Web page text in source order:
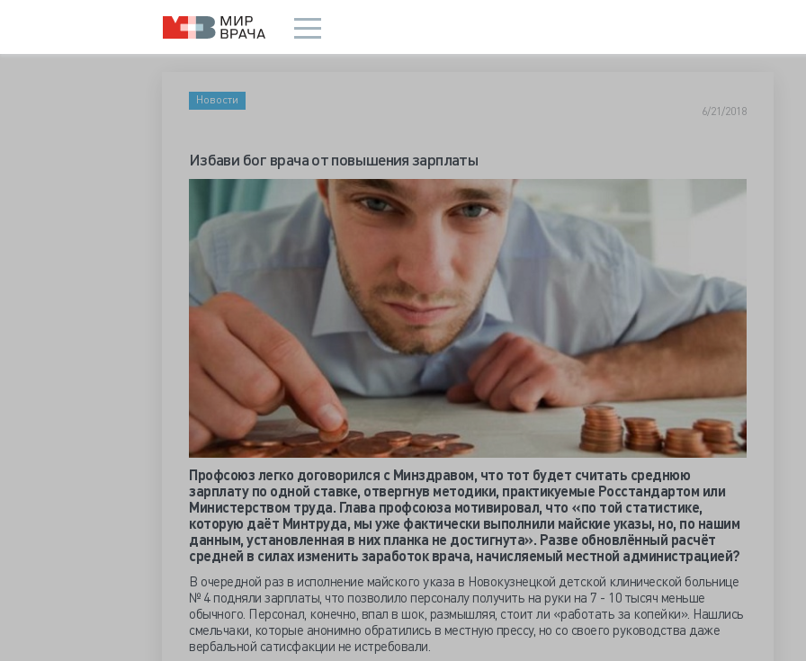
Новости
6/21/2018
Избави бог врача от повышения зарплаты
Профсоюз легко договорился с Минздравом, что тот будет считать среднюю
зарплату по одной ставке, отвергнув методики, практикуемые Росстандартом или
Министерством труда. Глава профсоюза мотивировал, что «по той статистике,
которую даёт Минтруда, мы уже фактически выполнили майские указы, но, по нашим
данным, установленная в них планка не достигнута». Разве обновлённый расчёт
средней в силах изменить заработок врача, начисляемый местной администрацией?
В очередной раз в исполнение майского указа в Новокузнецкой детской клинической больнице
№ 4 подняли зарплаты, что позволило персоналу получить на руки на 7 - 10 тысяч меньше
обычного. Персонал, конечно, впал в шок, размышляя, стоит ли «работать за копейки». Нашлись
смельчаки, которые анонимно обратились в местную прессу, но со своего руководства даже
вербальной сатисфакции не истребовали.